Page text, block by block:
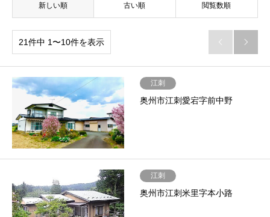
新しい順 古い順 閲覧数順
21件中 1〜10件を表示  
江刺
奥州市江刺愛宕字前中野
江刺
奥州市江刺米里字本小路